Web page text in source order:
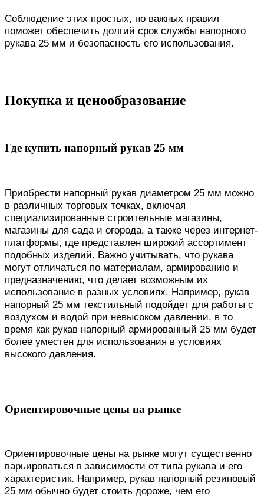
Соблюдение этих простых, но важных правил
поможет обеспечить долгий срок службы напорного
рукава 25 мм и безопасность его использования.
Покупка и ценообразование
Где купить напорный рукав 25 мм
Приобрести напорный рукав диаметром 25 мм можно
в различных торговых точках, включая
специализированные строительные магазины,
магазины для сада и огорода, а также через интернет-
платформы, где представлен широкий ассортимент
подобных изделий. Важно учитывать, что рукава
могут отличаться по материалам, армированию и
предназначению, что делает возможным их
использование в разных условиях. Например, рукав
напорный 25 мм текстильный подойдет для работы с
воздухом и водой при невысоком давлении, в то
время как рукав напорный армированный 25 мм будет
более уместен для использования в условиях
высокого давления.
Ориентировочные цены на рынке
Ориентировочные цены на рынке могут существенно
варьироваться в зависимости от типа рукава и его
характеристик. Например, рукав напорный резиновый
25 мм обычно будет стоить дороже, чем его